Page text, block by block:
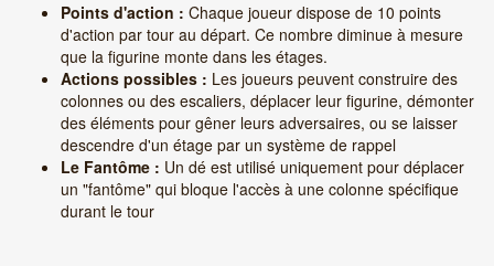
Points d'action : Chaque joueur dispose de 10 points
d'action par tour au départ. Ce nombre diminue à mesure
que la figurine monte dans les étages.
Actions possibles : Les joueurs peuvent construire des
colonnes ou des escaliers, déplacer leur figurine, démonter
des éléments pour gêner leurs adversaires, ou se laisser
descendre d'un étage par un système de rappel
Le Fantôme : Un dé est utilisé uniquement pour déplacer
un "fantôme" qui bloque l'accès à une colonne spécifique
durant le tour